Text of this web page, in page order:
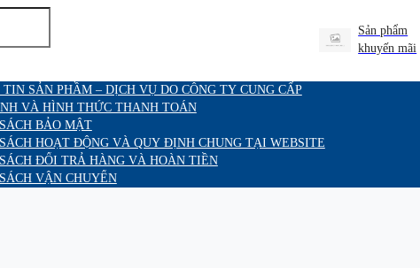
Sản phẩm
khuyến mãi
TIN SẢN PHẦM – DỊCH VỤ DO CÔNG TY CUNG CẤP
VÀ HÌNH THỨC THANH TOÁN
BẢO MẬT
HOẠT ĐỘNG VÀ QUY ĐỊNH CHUNG TẠI WEBSITE
ĐỔI TRẢ HÀNG VÀ HOÀN TIỀN
VẬN CHUYỂN